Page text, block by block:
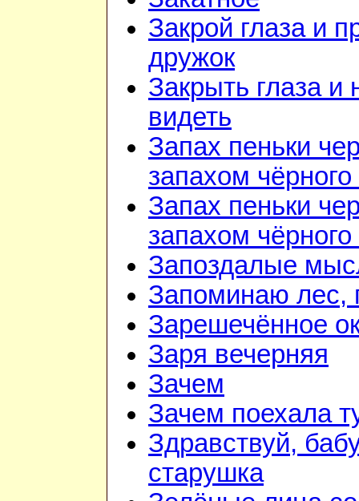
Закрой глаза и
дружок
Закрыть глаза и
видеть
Запах пеньки
запахом
Запах пеньки
запахом
Запоздалые
Запоминаю лес,
Зарешечённое
Заря вечерняя
Зачем
Зачем поехала
Здравствуй,
старушка